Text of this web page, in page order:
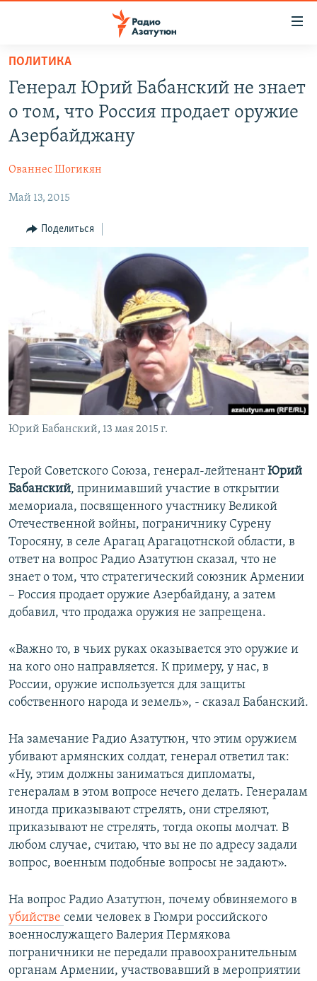
Перейти
основному
содержанию
Перейти
основной
Перейти
поиску
НОВОСТИ
ПОЛИТИКА
ЭКОНОМИКА
РЕГИОН
НАГОРНЫЙ КАРАБАХ
Հայերեն
English
Русский
Все сайты Радио Азатутюн
ПОЛИТИКА
Генерал Юрий Бабанский не знает
о том, что Россия продает оружие
Азербайджану
Ованнес Шогикян
Май 13, 2015
Поделиться
Юрий Бабанский, 13 мая 2015 г.
Герой Советского Союза, генерал-лейтенантЮрий
Бабанский, принимавший участие в открытии
мемориала, посвященного участнику Великой
Отечественной войны, пограничнику Сурену
Торосяну, в селе Арагац Арагацотнской области, в
ответ на вопрос Радио Азатутюн сказал, что не
знает о том, что стратегический союзник Армении
– Россия продает оружие Азербайдану, а затем
добавил, что продажа оружия не запрещена.
«Важно то, в чьих руках оказывается это оружие и
на кого оно направляется. К примеру, у нас, в
России, оружие используется для защиты
собственного народа и земель», - сказал Бабанский.
На замечание Радио Азатутюн, что этим оружием
убивают армянских солдат, генерал ответил так:
«Ну, этим должны заниматься дипломаты,
генералам в этом вопросе нечего делать. Генералам
иногда приказывают стрелять, они стреляют,
приказывают не стрелять, тогда окопы молчат. В
любом случае, считаю, что вы не по адресу задали
вопрос, военным подобные вопросы не задают».
На вопрос Радио Азатутюн, почему обвиняемого в
убийстве семи человек в Гюмри российского
военнослужащего Валерия Пермякова
пограничники не передали правоохранительным
органам Армении, участвовавший в мероприятии